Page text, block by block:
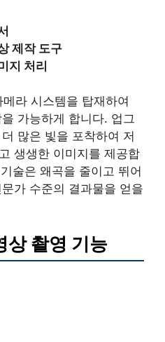
제작 도구
지 처리
라 시스템을 탑재하여
가능하게 합니다. 업그
많은 빛을 포착하여 저
생생한 이미지를 제공합
술은 왜곡을 줄이고 뛰어
가 수준의 결과물을 얻을
상 촬영 기능